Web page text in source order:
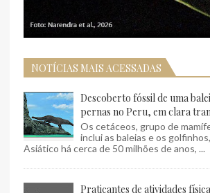
NOTÍCIAS MAIS ACESSADAS
Descoberto fóssil de uma
pernas no Peru, em clara
Os cetáceos, grupo de
inclui as baleias e os
Asiático há cerca de 50 milhões de anos, ...
Praticantes de atividades